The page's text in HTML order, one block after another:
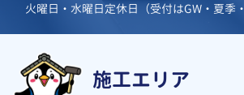
火曜日・水曜日定休日（受付はGW・夏季
施工エリア